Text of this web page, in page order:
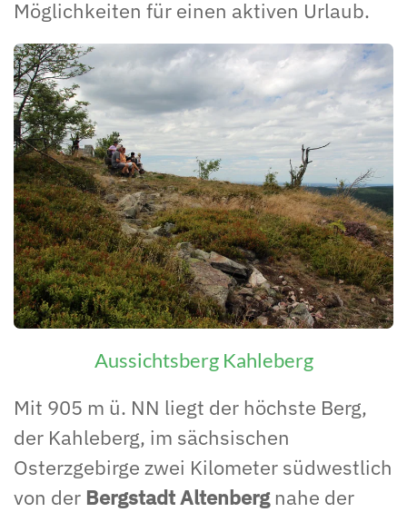
Möglichkeiten für einen aktiven Urlaub.
Aussichtsberg Kahleberg
Mit 905 m ü. NN liegt der höchste Berg,
der Kahleberg, im sächsischen
Osterzgebirge zwei Kilometer südwestlich
von der Bergstadt Altenbergnahe der